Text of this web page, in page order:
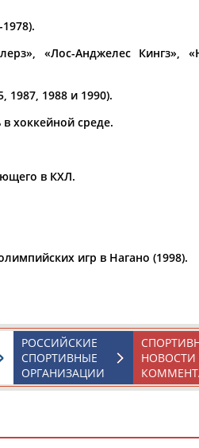
Не выбран
100
«Лос-Анджелес Кингз»,
1987, 1988 и 1990).
хоккейной среде.
в КХЛ.
игр в Нагано (1998).
НОВОСТИ
РОССИЙСКИЕ
СПОРТИВНЫЕ
ОРГАНИЗАЦИИ